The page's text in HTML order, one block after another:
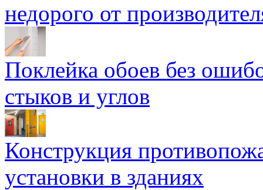
недорого от
Поклейка обоев без
стыков и углов
Конструкция
установки в зданиях